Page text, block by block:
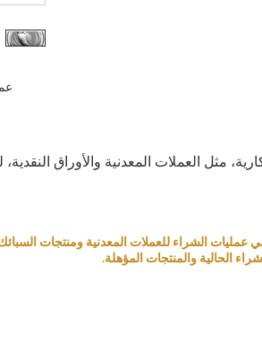
مثل العملات المعدنية والأوراق
الحالية والمنتجات المؤهلة.